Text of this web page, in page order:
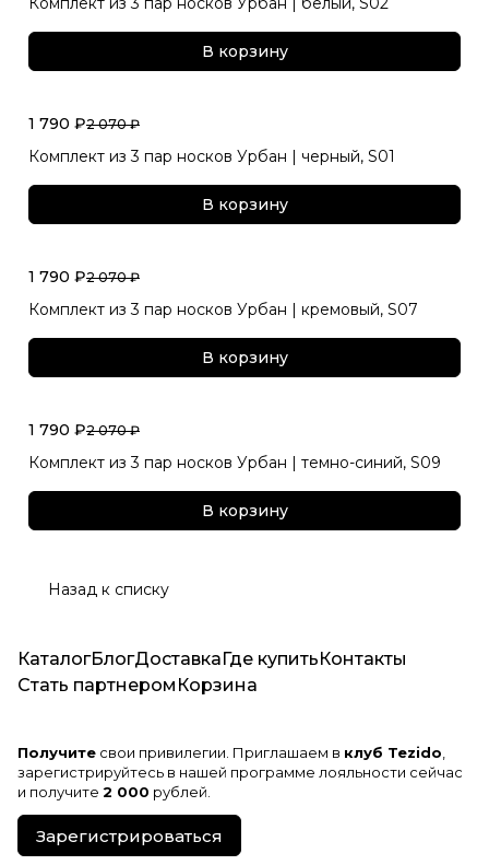
В корзину
1 790 ₽2 070 ₽
Комплект из 3 пар носков Урбан | черный, S01
В корзину
1 790 ₽2 070 ₽
Комплект из 3 пар носков Урбан | кремовый, S07
В корзину
1 790 ₽2 070 ₽
Комплект из 3 пар носков Урбан | темно-синий, S09
В корзину
Назад к списку
КаталогБлогДоставкаГде купитьКонтакты
Стать партнером Корзина
Получите свои привилегии. Приглашаем в клуб Tezido
зарегистрируйтесь в нашей программе лояльности сейчас
и получите 2 000 рублей.
Зарегистрироваться